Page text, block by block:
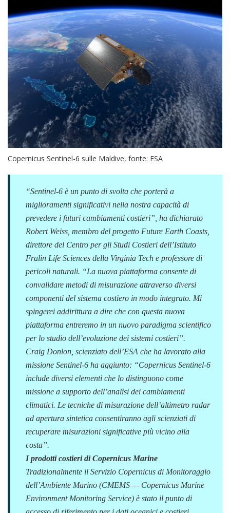
Copernicus Sentinel-6 sulle Maldive, fonte: ESA
“Sentinel-6 è un punto di svolta che porterà a
miglioramenti significativi nella nostra capacità di
prevedere i futuri cambiamenti costieri”, ha dichiarato
Robert Weiss, membro del progetto Future Earth Coasts,
direttore del Centro per gli Studi Costieri dell’Istituto
Fralin Life Sciences della Virginia Tech e professore di
pericoli naturali. “La nuova piattaforma consente di
convalidare metodi di misurazione attraverso diversi
componenti del sistema costiero in modo integrato. Mi
spingerei addirittura a dire che con questa nuova
piattaforma entreremo in un nuovo paradigma scientifico
per lo studio dell’evoluzione dei sistemi costieri”.
Craig Donlon, scienziato dell’ESA che ha lavorato alla
missione Sentinel-6 ha aggiunto: “Copernicus Sentinel-6
include diversi elementi che lo distinguono come
missione a supporto dell’analisi dei cambiamenti
climatici. Le tecniche di misurazione dell’altimetro radar
ad apertura sintetica consentiranno agli scienziati di
recuperare misurazioni significative più vicino alla
costa”.
I prodotti costieri di Copernicus Marine
Tradizionalmente il Servizio Copernicus di Monitoraggio
dell’Ambiente Marino (CMEMS — Copernicus Marine
Environment Monitoring Service) è stato il punto di